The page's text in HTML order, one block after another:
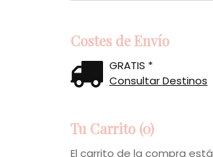
Costes de Envío
GRATIS *
Consultar Destinos
Tu Carrito (0)
El carrito de la compra está